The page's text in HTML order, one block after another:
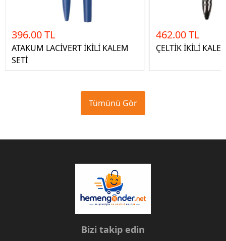
396.00 TL
ATAKUM LACİVERT İKİLİ KALEM
SETİ
462.00 TL
ÇELTİK İKİLİ
Tümünü Gör
Bizi takip edin